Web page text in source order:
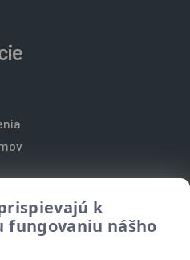
k
fungovaniu nášho